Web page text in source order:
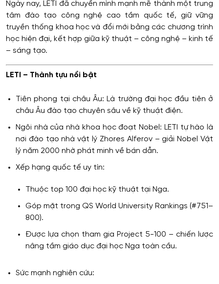
Ngày nay, LETI đã chuyển mình mạnh mẽ thành một trung
tâm đào tạo công nghệ cao tầm quốc tế, giữ vững
truyền thống khoa học và đổi mới bằng các chương trình
học hiện đại, kết hợp giữa kỹ thuật – công nghệ – kinh tế
– sáng tạo.
LETI – Thành tựu nổi bật
Tiên phong tại châu Âu: Là trường đại học đầu tiên ở
châu Âu đào tạo chuyên sâu về kỹ thuật điện.
Ngôi nhà của nhà khoa học đoạt Nobel: LETI tự hào là
nơi đào tạo nhà vật lý Zhores Alferov – giải Nobel Vật
lý năm 2000 nhờ phát minh về bán dẫn.
Xếp hạng quốc tế uy tín:
Thuộc top 100 đại học kỹ thuật tại Nga.
Góp mặt trong QS World University Rankings (#751–
800).
Được lựa chọn tham gia Project 5-100 – chiến lược
nâng tầm giáo dục đại học Nga toàn cầu.
Sức mạnh nghiên cứu: